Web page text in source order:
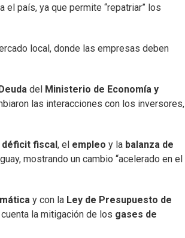
el país, ya que permite “repatriar” los
local, donde las empresas deben
del
Ministerio de Economía y
las interacciones con los inversores,
déficit fiscal , el empleo y la balanza de
mostrando un cambio “acelerado en el
y con la Ley de Presupuesto de
la mitigación de los gases de